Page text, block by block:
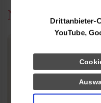
Drittanbieter-
YouTube,
News